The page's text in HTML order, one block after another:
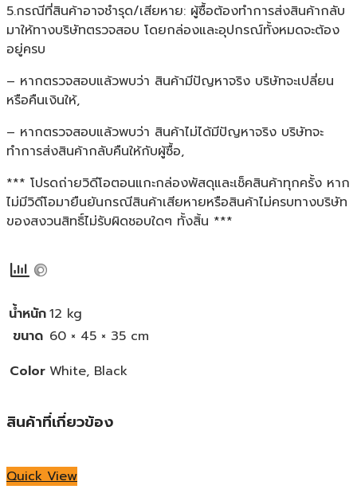
5.กรณีที่สินค้าอาจชำรุด/เสียหาย: ผู้ซื้อต้องทำการส่งสินค้ากลับ
มาให้ทางบริษัทตรวจสอบ โดยกล่องและอุปกรณ์ทั้งหมดจะต้อง
อยู่ครบ
– หากตรวจสอบแล้วพบว่า สินค้ามีปัญหาจริง บริษัทจะเปลี่ยน
หรือคืนเงินให้,
– หากตรวจสอบแล้วพบว่า สินค้าไม่ได้มีปัญหาจริง บริษัทจะ
ทำการส่งสินค้ากลับคืนให้กับผู้ซื้อ,
*** โปรดถ่ายวิดีโอตอนแกะกล่องพัสดุและเช็คสินค้าทุกครั้ง หาก
ไม่มีวิดีโอมายืนยันกรณีสินค้าเสียหายหรือสินค้าไม่ครบทางบริษัท
ของสงวนสิทธิ์ไม่รับผิดชอบใดๆ ทั้งสิ้น ***
น้ำหนัก12 kg
ขนาด 60 × 45 × 35 cm
Color White, Black
สินค้าที่เกี่ยวข้อง
Quick View